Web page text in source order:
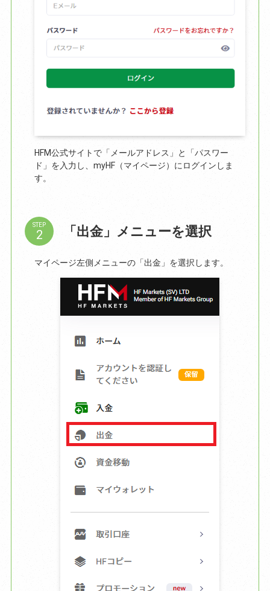
HFM公式サイトで「メールアドレス」と「パスワー
ド」を入力し、myHF（マイページ）にログインしま
す。
STEP 「出金」メニューを選択
マイページ左側メニューの「出金」を選択します。